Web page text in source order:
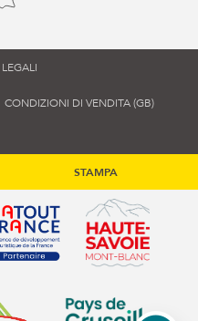
CONDIZIONI DI VENDITA (GB)
STAMPA
dans une nouvelle fenêtre)
de France (s'ouvre
France (s'ouvre dans
une nouvelle fenêtre)
de communes du
Communauté de